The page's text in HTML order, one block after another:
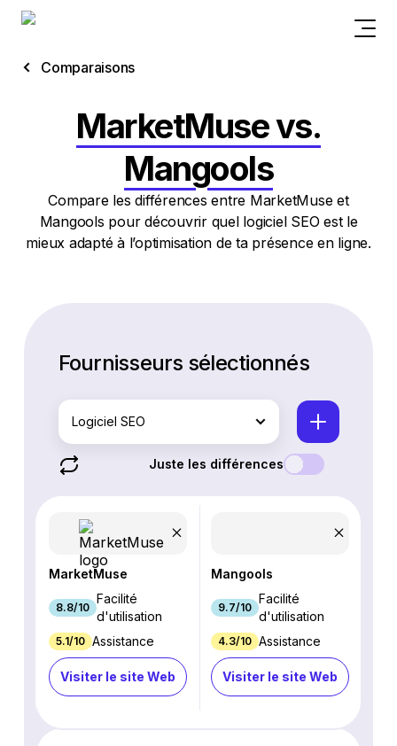
Comparaisons
MarketMuse vs.
Mangools
Compare les différences entre MarketMuse et
Mangools pour découvrir quel logiciel SEO est le
mieux adapté à l’optimisation de ta présence en ligne.
Fournisseurs sélectionnés
Logiciel SEO
Juste les différences
MarketMuse
8.8/10
Facilité
d'utilisation
5.1/10 Assistance
Visiter le site Web
Mangools
9.7/10
Facilité
d'utilisation
4.3/10 Assistance
Visiter le site Web